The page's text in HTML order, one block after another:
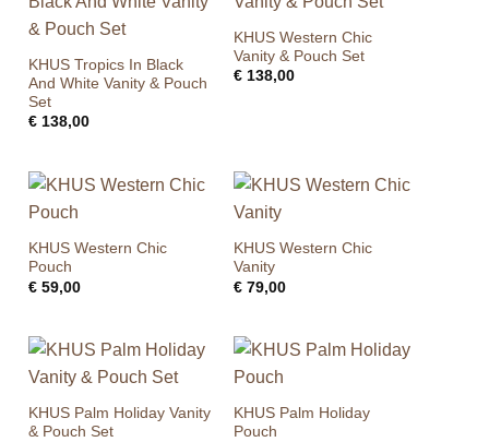
KHUS Tropics In Black
And White Vanity & Pouch
Set
€ 138,00
KHUS Western Chic
Vanity & Pouch Set
€138,00
KHUS Western Chic
Pouch
€ 59,00
KHUS Western Chic
Vanity
€79,00
KHUS Palm Holiday Vanity
& Pouch Set
KHUS Palm Holiday
Pouch